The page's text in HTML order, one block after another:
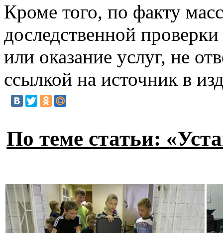
Кроме того, по факту
доследственной
или оказание услуг, не
ссылкой на источник в
По теме статьи: